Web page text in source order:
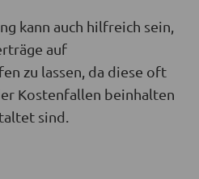
kann auch hilfreich sein,
auf
zu lassen, da diese oft
Kostenfallen beinhalten
sind.